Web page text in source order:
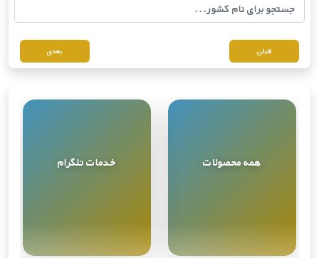
قبلی بعدی
همه محصولات
خدمات تلگرام